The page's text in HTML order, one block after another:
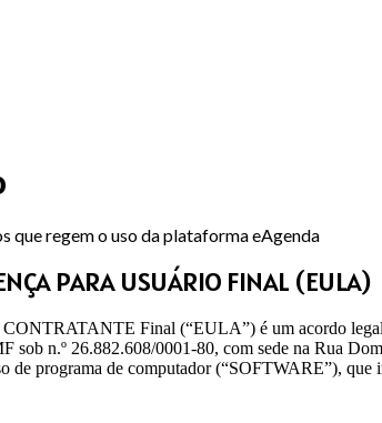
que regem o uso da plataforma eAgenda
PARA USUÁRIO FINAL (EULA)
CONTRATANTE Final (“EULA”) é um acordo
sob n.º 26.882.608/0001-80, com sede na Rua
de programa de computador (“SOFTWARE”),